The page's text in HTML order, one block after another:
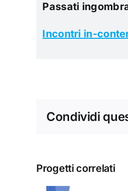
Passati
Incontri in-
Condividi
Progetti correlati